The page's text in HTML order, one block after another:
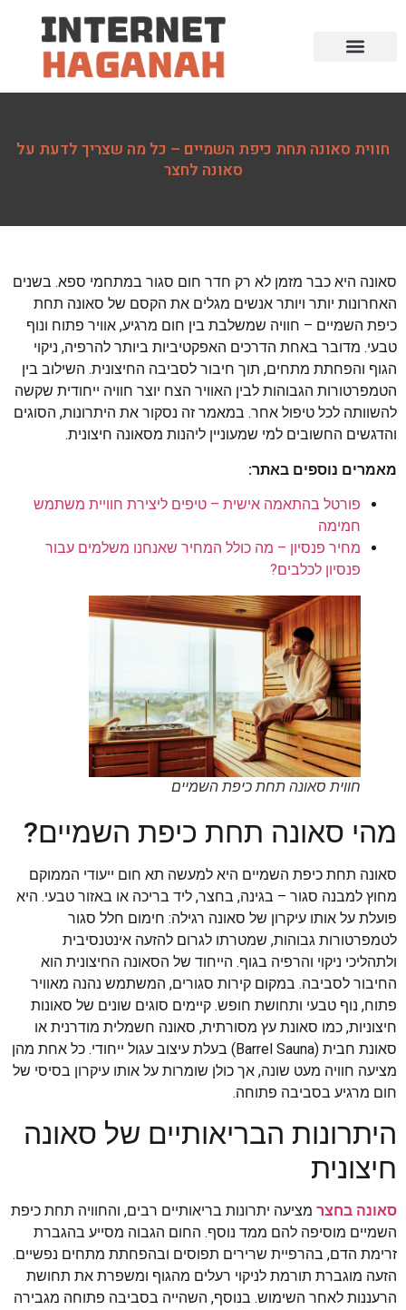
חווית סאונה תחת כיפת השמיים – כל מה שצריך לדעת על
סאונה לחצר
סאונה היא כבר מזמן לא רק חדר חום סגור במתחמי ספא. בשנים
האחרונות יותר ויותר אנשים מגלים את הקסם של סאונה תחת
כיפת השמיים – חוויה שמשלבת בין חום מרגיע, אוויר פתוח ונוף
טבעי. מדובר באחת הדרכים האפקטיביות ביותר להרפיה, ניקוי
הגוף והפחתת מתחים, תוך חיבור לסביבה החיצונית. השילוב בין
הטמפרטורות הגבוהות לבין האוויר הצח יוצר חוויה ייחודית שקשה
להשוותה לכל טיפול אחר. במאמר זה נסקור את היתרונות, הסוגים
והדגשים החשובים למי שמעוניין ליהנות מסאונה חיצונית.
מאמרים נוספים באתר:
פורטל בהתאמה אישית – טיפים ליצירת חוויית משתמש
חמימה
מחיר פנסיון – מה כולל המחיר שאנחנו משלמים עבור
פנסיון לכלבים?
חווית סאונה תחת כיפת השמיים
מהי סאונה תחת כיפת השמיים?
סאונה תחת כיפת השמיים היא למעשה תא חום ייעודי הממוקם
מחוץ למבנה סגור – בגינה, בחצר, ליד בריכה או באזור טבעי. היא
פועלת על אותו עיקרון של סאונה רגילה: חימום חלל סגור
לטמפרטורות גבוהות, שמטרתו לגרום להזעה אינטנסיבית
ולתהליכי ניקוי והרפיה בגוף. הייחוד של הסאונה החיצונית הוא
החיבור לסביבה. במקום קירות סגורים, המשתמש נהנה מאוויר
פתוח, נוף טבעי ותחושת חופש. קיימים סוגים שונים של סאונות
חיצוניות, כמו סאונת עץ מסורתית, סאונה חשמלית מודרנית או
סאונת חבית (Barrel Sauna) בעלת עיצוב עגול ייחודי. כל אחת מהן
מציעה חוויה מעט שונה, אך כולן שומרות על אותו עיקרון בסיסי של
חום מרגיע בסביבה פתוחה.
היתרונות הבריאותיים של סאונה
חיצונית
סאונה בחצר מציעה יתרונות בריאותיים רבים, והחוויה תחת כיפת
השמיים מוסיפה להם ממד נוסף. החום הגבוה מסייע בהגברת
זרימת הדם, בהרפיית שרירים תפוסים ובהפחתת מתחים נפשיים.
הזעה מוגברת תורמת לניקוי רעלים מהגוף ומשפרת את תחושת
הרעננות לאחר השימוש. בנוסף, השהייה בסביבה פתוחה מגבירה